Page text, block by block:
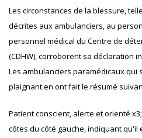
Les circonstances de la blessure,
décrites aux ambulanciers, au
personnel médical du Centre de
(CDHW), corroborent sa déclaration
Les ambulanciers paramédicaux qui
plaignant en ont fait le résumé
Patient conscient, alerte et orienté
côtes du côté gauche, indiquant